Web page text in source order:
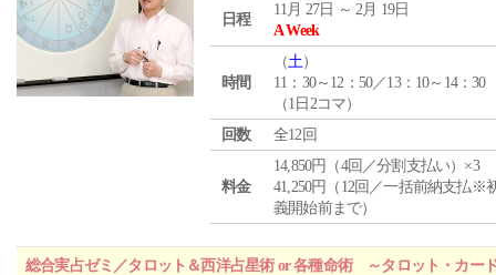
日程
11月 27日 ～ 2月 19日
A Week
時間
（土）
11：30～12：50／13：10～14：30
（1日2コマ）
回数
全12回
料金
14,850円（4回／分割支払い）×3
41,250円（12回／一括前納支払※
義開始前まで）
総合実占ゼミ／タロット＆西洋占星術 or 各種命術 ～タロット・カー